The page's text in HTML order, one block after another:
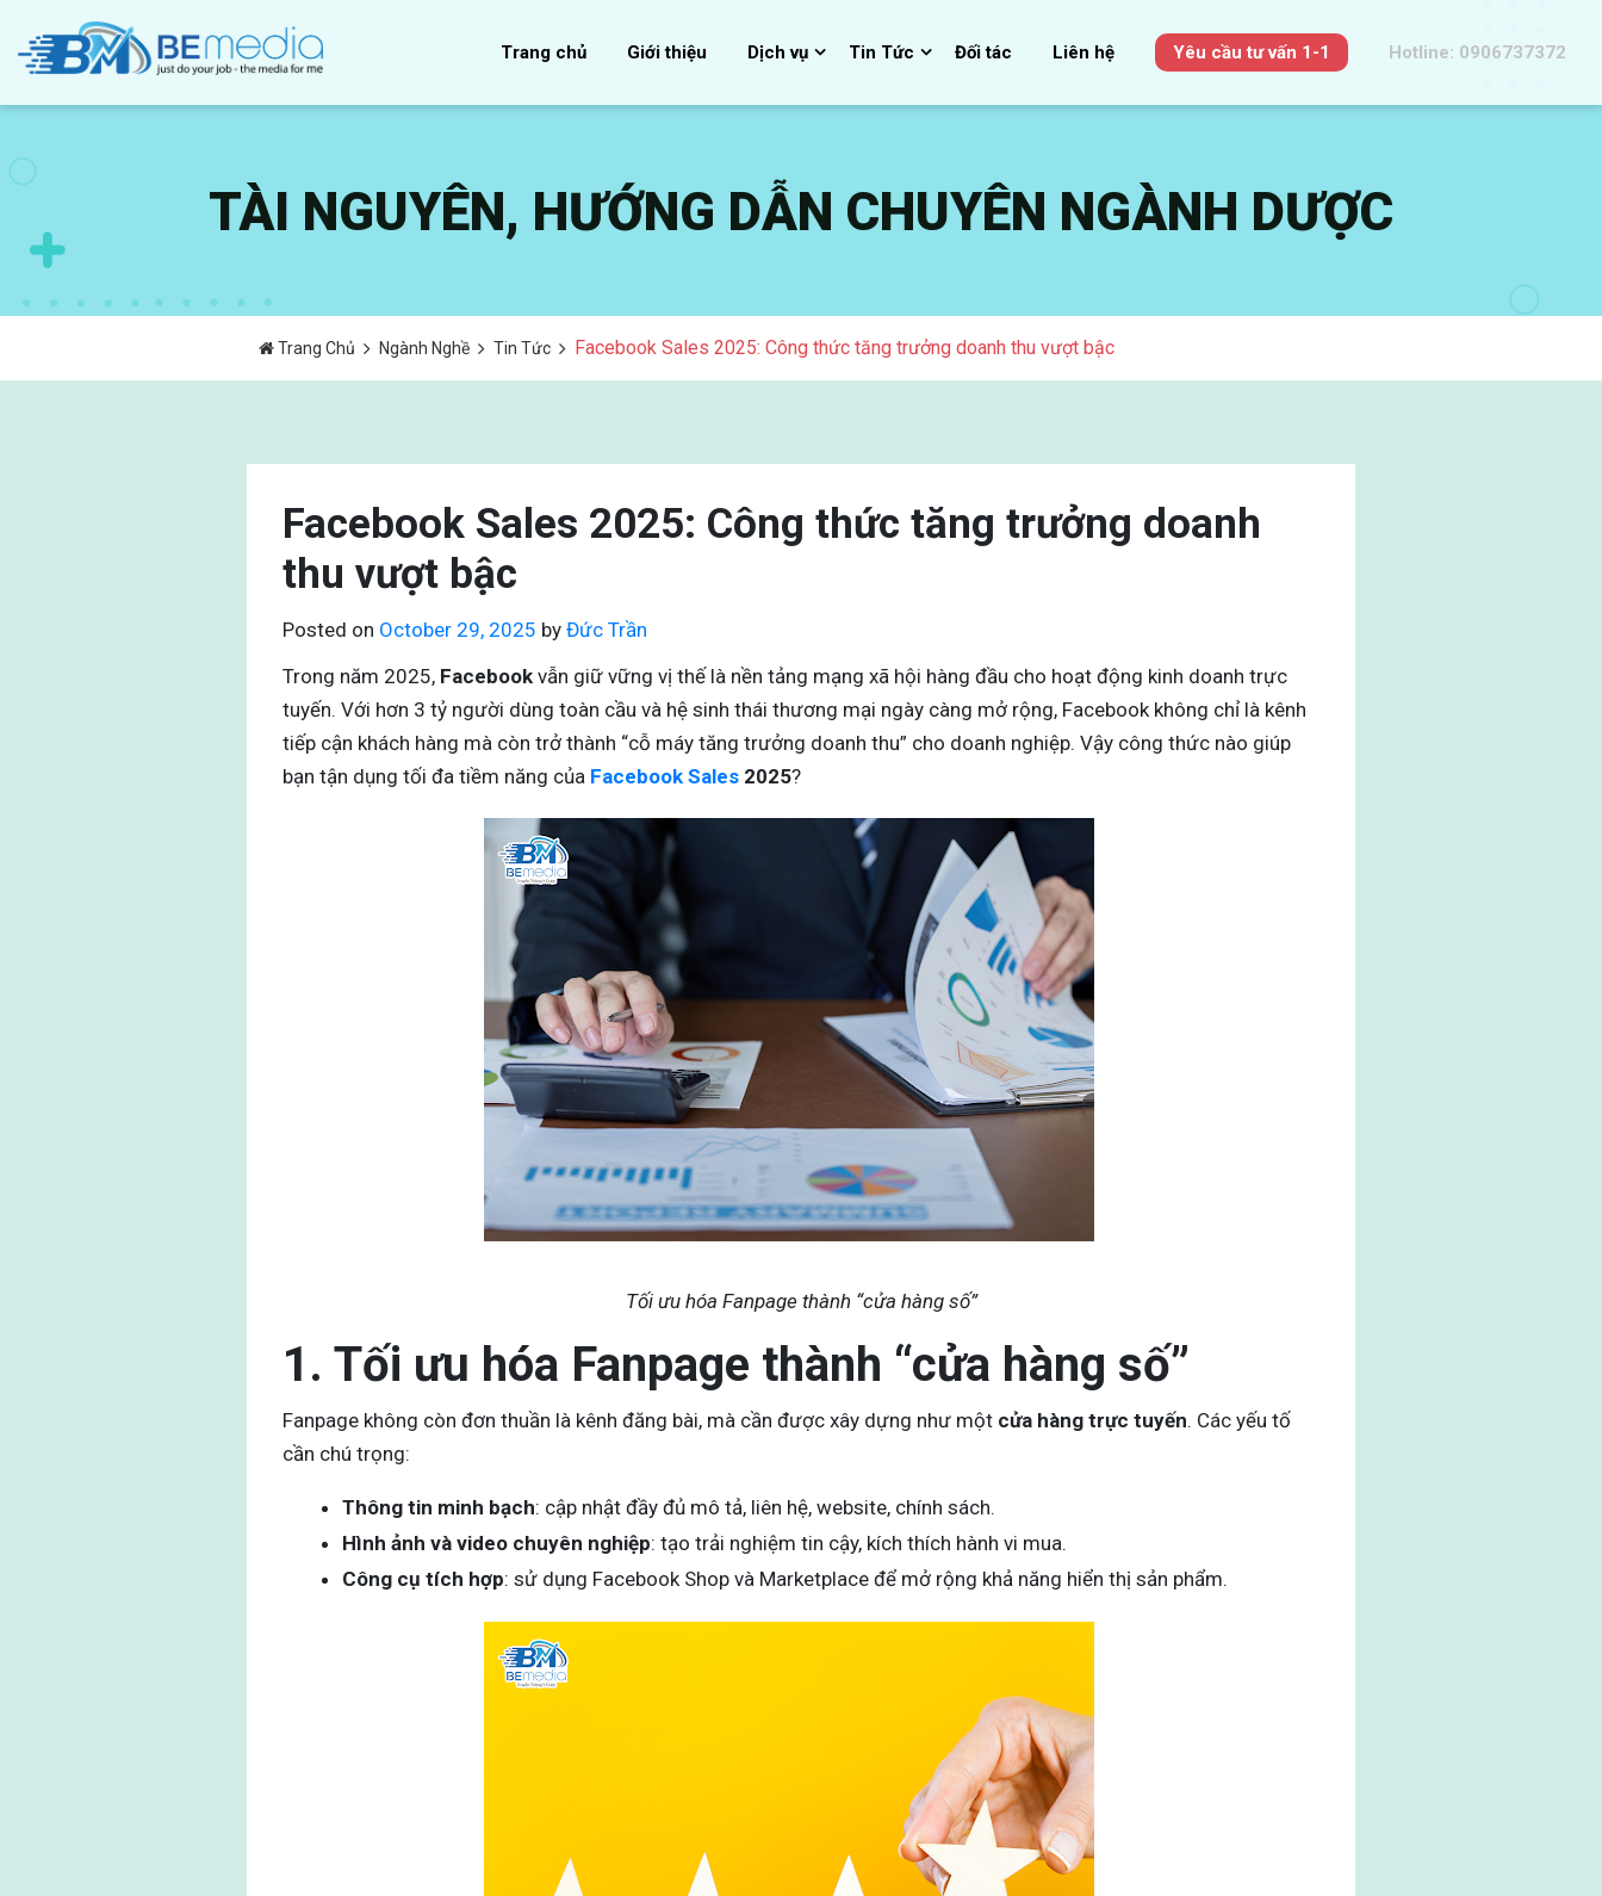
Trang chủ Giới thiệu Dịch vụ Tin Tức Đối tác Liên hệ Yêu cầu tư vấn 1-1 Hotline: 0906737372
TÀI NGUYÊN, HƯỚNG DẪN CHUYÊN NGÀNH DƯỢC
Trang Chủ Ngành Nghề Tin Tức Facebook Sales 2025: Công thức tăng trưởng doanh thu vượt bậc
Facebook Sales 2025: Công thức tăng trưởng doanh
thu vượt bậc
Posted on October 29, 2025 by Đức Trần
Trong năm 2025, Facebook vẫn giữ vững vị thế là nền tảng mạng xã hội hàng đầu cho hoạt động kinh doanh trực
tuyến. Với hơn 3 tỷ người dùng toàn cầu và hệ sinh thái thương mại ngày càng mở rộng, Facebook không chỉ là kênh
tiếp cận khách hàng mà còn trở thành “cỗ máy tăng trưởng doanh thu” cho doanh nghiệp. Vậy công thức nào giúp
bạn tận dụng tối đa tiềm năng của Facebook Sales 2025?
Tối ưu hóa Fanpage thành “cửa hàng số”
1. Tối ưu hóa Fanpage thành “cửa hàng số”
Fanpage không còn đơn thuần là kênh đăng bài, mà cần được xây dựng như một cửa hàng trực tuyến. Các yếu tố
cần chú trọng:
Thông tin minh bạch: cập nhật đầy đủ mô tả, liên hệ, website, chính sách.
Hình ảnh và video chuyên nghiệp: tạo trải nghiệm tin cậy, kích thích hành vi mua.
Công cụ tích hợp: sử dụng Facebook Shop và Marketplace để mở rộng khả năng hiển thị sản phẩm.